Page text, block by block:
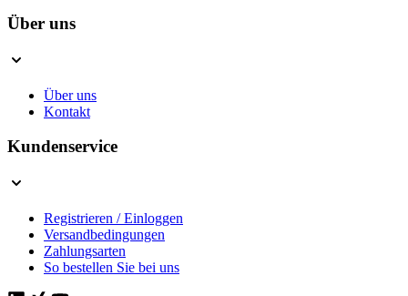
Über uns
Über uns
Kontakt
Kundenservice
Registrieren / Einloggen
Versandbedingungen
Zahlungsarten
So bestellen Sie bei uns